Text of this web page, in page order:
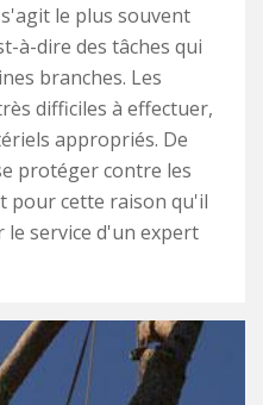
le plus souvent
à-dire des tâches qui
branches. Les
difficiles à effectuer,
appropriés. De
protéger contre les
pour cette raison qu'il
service d'un expert